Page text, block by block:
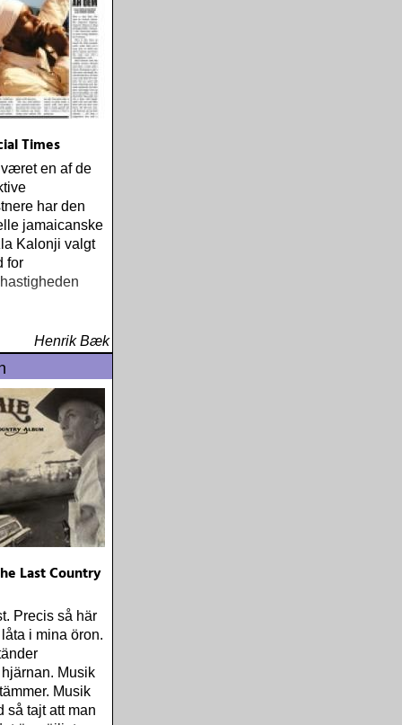
Times
en af de
har den
jamaicanske
Kalonji valgt
for
Henrik Bæk
Last Country
Precis så här
i mina öron.
Musik
Musik
så tajt att man